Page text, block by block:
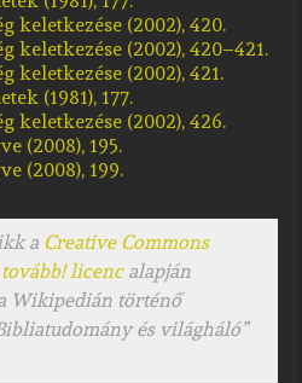
keletkezése (2002), 420.
keletkezése (2002), 420–421.
keletkezése (2002), 421.
(1981), 177.
keletkezése (2002), 426.
(2008), 195.
(2008), 199.
a Creative Commons
licencalapján
Wikipedián történő
és világháló”